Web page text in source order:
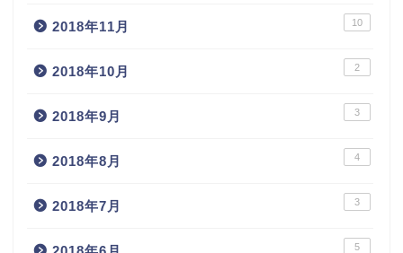
2018年11月 10
2018年10月 2
2018年9月 3
2018年8月 4
2018年7月 3
5